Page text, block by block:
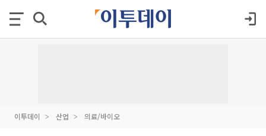
이투데이 산업 의료/바이오